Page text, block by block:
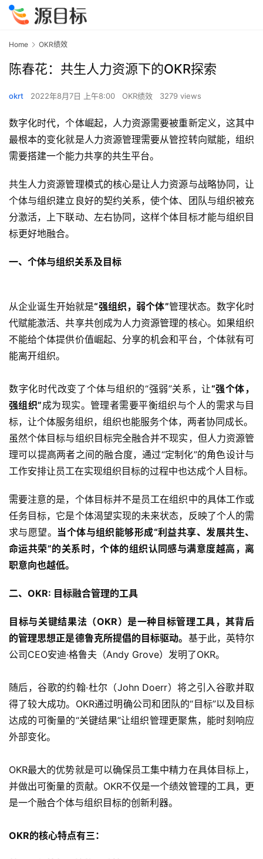
Home OKR绩效
陈春花：共生人力资源下的OKR探索
okrt 2022年8月7日 上午8:00 OKR绩效 3279 views
数字化时代，个体崛起，人力资源需要被重新定义，这其中
最根本的变化就是人力资源管理需要从管控转向赋能，组织
需要搭建一个能力共享的共生平台。
共生人力资源管理模式的核心是让人力资源与战略协同，让
个体与组织建立良好的契约关系，使个体、团队与组织被充
分激活，上下联动、左右协同，这样个体目标才能与组织目
标更好地融合。
一、个体与组织关系及目标
从企业诞生开始就是“强组织，弱个体”管理状态。数字化时
代赋能激活、共享共创成为人力资源管理的核心。如果组织
不能给个体提供价值崛起、分享的机会和平台，个体就有可
能离开组织。
数字化时代改变了个体与组织的“强弱”关系，让“强个体，
强组织”成为现实。管理者需要平衡组织与个人的需求与目
标，让个体服务组织，组织也能服务个体，两者协同成长。
虽然个体目标与组织目标完全融合并不现实，但人力资源管
理可以提高两者之间的融合度，通过“定制化”的角色设计与
工作安排让员工在实现组织目标的过程中也达成个人目标。
需要注意的是，个体目标并不是员工在组织中的具体工作或
任务目标，它是个体渴望实现的未来状态，反映了个人的需
求与愿望。 当个体与组织能够形成“利益共享、发展共生、
命运共荣”的关系时，个体的组织认同感与满意度越高，离
职意向也越低。
二、OKR: 目标融合管理的工具
目标与关键结果法（OKR）是一种目标管理工具，其背后
的管理思想正是德鲁克所提倡的目标驱动。 基于此，英特尔
公司CEO安迪·格鲁夫（Andy Grove）发明了OKR。
随后，谷歌的约翰·杜尔（John Doerr）将之引入谷歌并取
得了较大成功。OKR通过明确公司和团队的“目标”以及目标
达成的可衡量的“关键结果”让组织管理更聚焦，能时刻响应
外部变化。
OKR最大的优势就是可以确保员工集中精力在具体目标上，
并做出可衡量的贡献。OKR不仅是一个绩效管理的工具，更
是一个融合个体与组织目标的创新利器。
OKR的核心特点有三：